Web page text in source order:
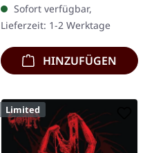
marmoriertes Doppel-
Vinyl im Gatefold-Cover
mit Poster. "The…
Sofort verfügbar,
Lieferzeit: 1-2 Werktage
HINZUFÜGEN
Limited